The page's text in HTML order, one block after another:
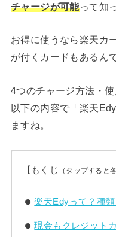
チャージが可能って知
お得に使うなら楽天カ
が付くカードもあるん
4つのチャージ方法・
以下の内容で「楽天
ますね。
【もくじ （タップすると
楽天Edyって？種
現金もクレジット